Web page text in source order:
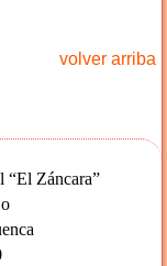
volver arriba
“El Záncara”